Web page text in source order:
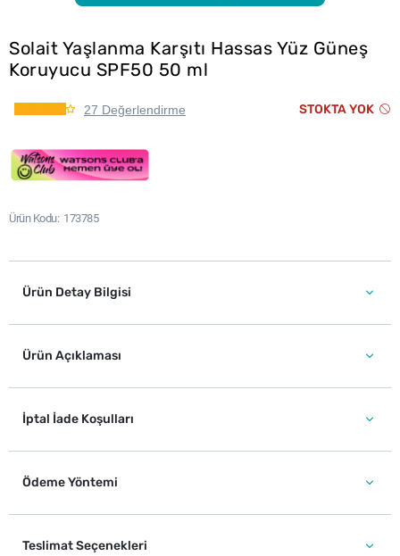
Solait Yaşlanma Karşıtı Hassas Yüz Güneş
Koruyucu SPF50 50 ml
27 Değerlendirme STOKTA YOK
Ürün Kodu 173785
Ürün Detay Bilgisi
Ürün Açıklaması
İptal İade Koşulları
Ödeme Yöntemi
Teslimat Seçenekleri